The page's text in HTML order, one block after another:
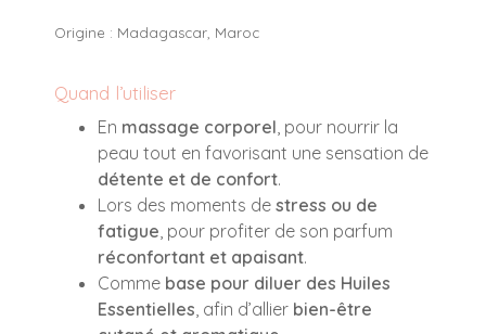
Origine : Madagascar, Maroc
Quand l’utiliser
En massage corporel , pour nourrir la
peau tout en favorisant une sensation de
détente et de confort.
Lors des moments de stress ou de
fatigue , pour profiter de son parfum
réconfortant et apaisant.
Comme base pour diluer des Huiles
Essentielles , afin d’allier bien-être